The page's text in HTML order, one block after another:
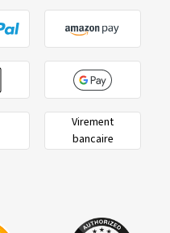
Virement
bancaire